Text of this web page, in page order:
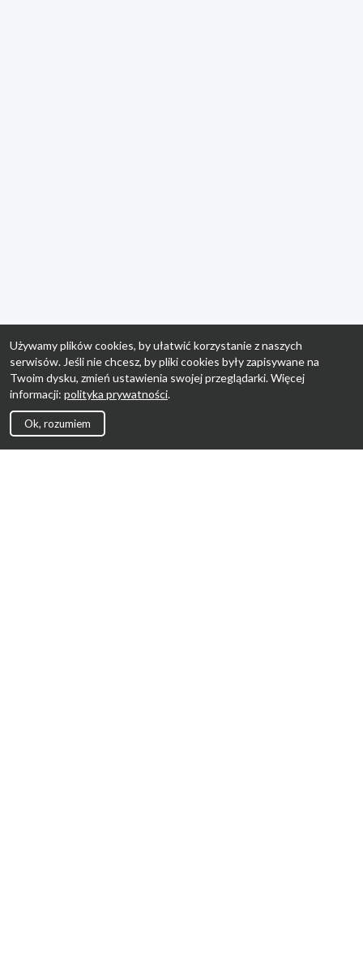
Używamy plików cookies, by ułatwić korzystanie z naszych
serwisów. Jeśli nie chcesz, by pliki cookies były zapisywane na
Twoim dysku, zmień ustawienia swojej przeglądarki. Więcej
informacji: polityka prywatności.
Ok, rozumiem